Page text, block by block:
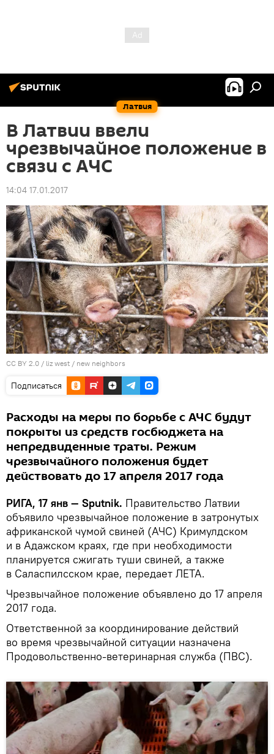
Латвия
В Латвии ввели
чрезвычайное положение в
связи с АЧС
14:04 17.01.2017
CC BY 2.0 / liz west / new neighbors
Подписаться
Расходы на меры по борьбе с АЧС будут
покрыты из средств госбюджета на
непредвиденные траты. Режим
чрезвычайного положения будет
действовать до 17 апреля 2017 года
РИГА, 17 янв — Sputnik. Правительство Латвии
объявило чрезвычайное положение в затронутых
африканской чумой свиней (АЧС) Кримулдском
и в Адажском краях, где при необходимости
планируется сжигать туши свиней, а также
в Саласпилсском крае, передает ЛЕТА.
Чрезвычайное положение объявлено до 17 апреля
2017 года.
Ответственной за координирование действий
во время чрезвычайной ситуации назначена
Продовольственно-ветеринарная служба (ПВС).